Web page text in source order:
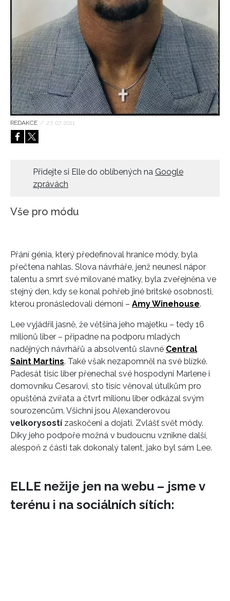
REDAKCE / 27. 07. 2011
Přidejte si Elle do oblíbených na Google
zprávách
Vše pro módu
Přání génia, který předefinoval hranice módy, byla
přečtena nahlas. Slova návrháře, jenž neunesl nápor
talentu a smrt své milované matky, byla zveřejněna ve
stejný den, kdy se konal pohřeb jiné britské osobnosti,
kterou pronásledovali démoni – Amy Winehouse.
Lee vyjádřil jasně, že většina jeho majetku – tedy 16
milionů liber – připadne na podporu mladých
nadějných návrhářů a absolventů slavné Central
Saint Martins. Také však nezapomněl na své blízké.
Padesát tisíc liber přenechal své hospodyni Marlene i
domovníku Cesarovi, sto tisíc věnoval útulkům pro
opuštěná zvířata a čtvrt milionu liber odkázal svým
sourozencům. Všichni jsou Alexanderovou
velkorysostí zaskočeni a dojati. Zvlášť svět módy.
Díky jeho podpoře možná v budoucnu vznikne další,
alespoň z části tak dokonalý talent, jako byl sám Lee.
ELLE nežije jen na webu – jsme v
terénu i na sociálních sítích: